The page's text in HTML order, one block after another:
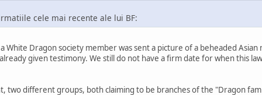
cele mai recente ale lui BF:
Dragon society member was sent a picture of a beheaded Asian
given testimony. We still do not have a firm date for when this
two different groups, both claiming to be branches of the "Dragon